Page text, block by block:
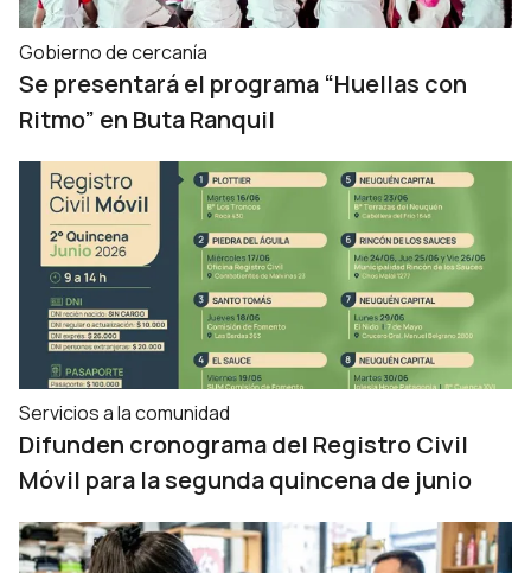
Gobierno de cercanía
Se presentará el programa “Huellas con
Ritmo” en Buta Ranquil
Servicios a la comunidad
Difunden cronograma del Registro Civil
Móvil para la segunda quincena de junio